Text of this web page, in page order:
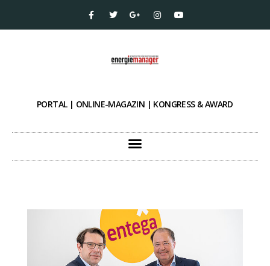
PORTAL | ONLINE-MAGAZIN | KONGRESS & AWARD